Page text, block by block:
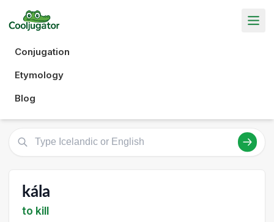
Conjugation
Etymology
Blog
kála
to kill